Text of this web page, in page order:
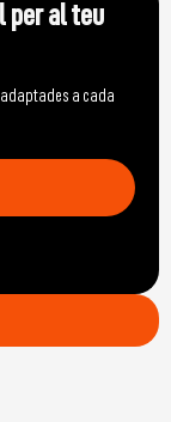
per al teu
a cada